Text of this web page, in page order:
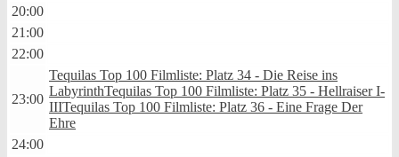
20:00
21:00
22:00
23:00
Tequilas Top 100 Filmliste: Platz 34 - Die Reise ins
LabyrinthTequilas Top 100 Filmliste: Platz 35 - Hellraiser I-
IIITequilas Top 100 Filmliste: Platz 36 - Eine Frage Der
Ehre
24:00